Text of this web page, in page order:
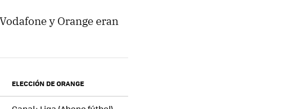
y Orange eran
ELECCIÓN DE ORANGE